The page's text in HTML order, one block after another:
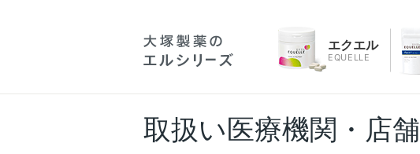
エクエル
EQUELLE
取扱い医療機関・店舗